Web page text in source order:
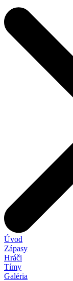
Úvod
Zápasy
Hráči
Tímy
Galéria